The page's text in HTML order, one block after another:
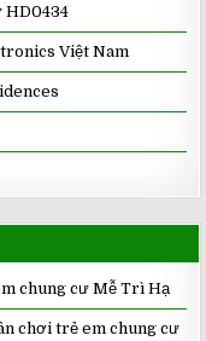
HD0434
Việt Nam
chung cư Mễ Trì Hạ
chơi trẻ em chung cư